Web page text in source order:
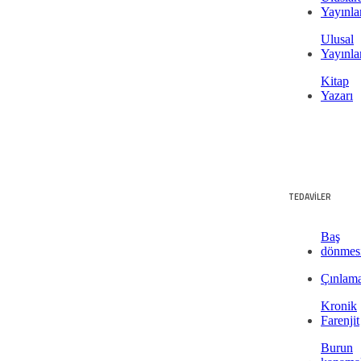
Ulusal
Kitap
Yazarı
TEDAVİLER
Baş
Kronik
Farenjit
Burun